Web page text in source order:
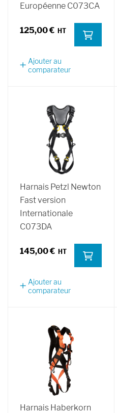
Européenne C073CA
125,00 €
Ajouter au
comparateur
Harnais Petzl Newton
Fast version
Internationale
C073DA
145,00 €
Ajouter au
comparateur
Harnais Haberkorn